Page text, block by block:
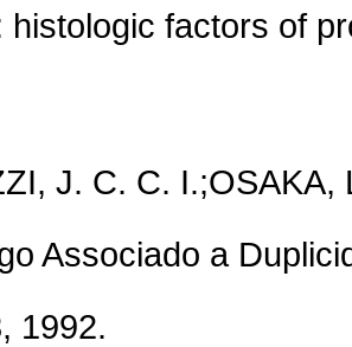
histologic factors of
J. C. C. I.;OSAKA,
Associado a
1992.